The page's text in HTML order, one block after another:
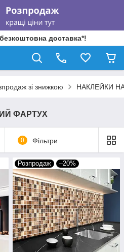
доставка*!
зі знижкою НАКЛЕЙКИ
ФАРТУХ
0 Фільтри
Розпродаж –20%